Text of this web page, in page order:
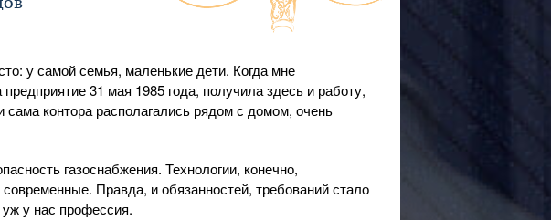
у самой семья, маленькие дети. Когда мне
31 мая 1985 года, получила здесь и работу,
контора располагались рядом с домом, очень
газоснабжения. Технологии, конечно,
Правда, и обязанностей, требований стало
у нас профессия.